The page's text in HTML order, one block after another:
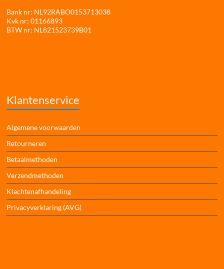
Bank nr: NL92RABO0153713038
Kvk nr: 01166893
BTW nr: NL821523739B01
Klantenservice
Algemene voorwaarden
Retourneren
Betaalmethoden
Verzendmethoden
Klachtenafhandeling
Privacyverklaring (AVG)